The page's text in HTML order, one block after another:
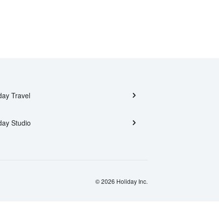
Travel
Studio
© 2026 Holiday Inc.